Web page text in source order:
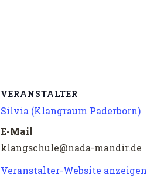
VERANSTALTER
Silvia (Klangraum Paderborn)
E-Mail
klangschule@nada-mandir.de
Veranstalter-Website anzeigen